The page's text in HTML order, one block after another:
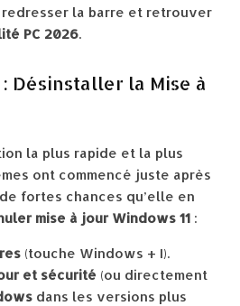
la barre et retrouver
PC 2026.
: Désinstaller la Mise à
la plus rapide et la plus
ont commencé juste après
fortes chances qu’elle en
mise à jour Windows 11 :
(touche Windows + I).
et sécurité (ou directement
dans les versions plus